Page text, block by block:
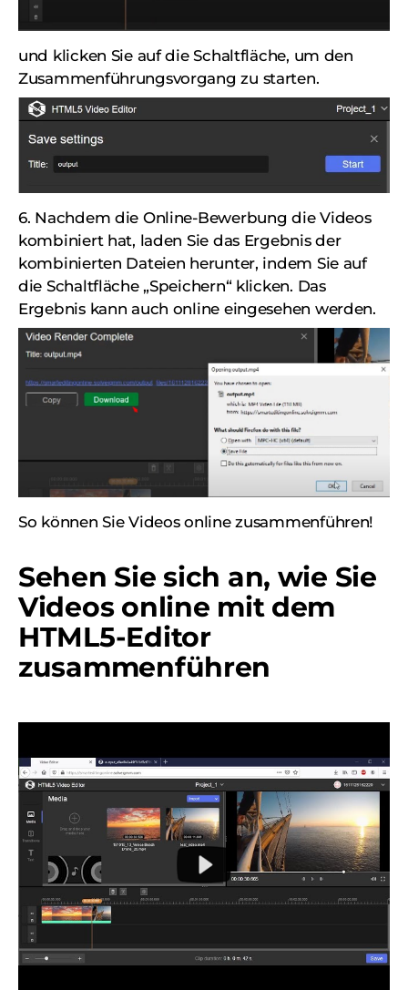
und klicken Sie auf die Schaltfläche, um den
Zusammenführungsvorgang zu starten.
6. Nachdem die Online-Bewerbung die Videos
kombiniert hat, laden Sie das Ergebnis der
kombinierten Dateien herunter, indem Sie auf
die Schaltfläche „Speichern“ klicken. Das
Ergebnis kann auch online eingesehen werden.
So können Sie Videos online zusammenführen!
Sehen Sie sich an, wie Sie
Videos online mit dem
HTML5-Editor
zusammenführen